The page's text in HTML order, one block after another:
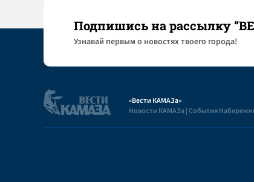
Подпишись на рассылку
Узнaвай первым о новостях твоего города!
«Вести КАМАЗа»
Новости КАМАЗа | События